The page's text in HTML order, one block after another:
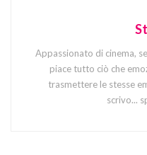
Appassionato di cinema,
piace tutto ciò che
trasmettere le stesse
scrivo...